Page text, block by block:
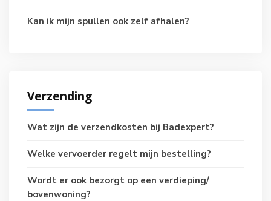
Kan ik mijn spullen ook zelf afhalen?
Verzending
Wat zijn de verzendkosten bij Badexpert?
Welke vervoerder regelt mijn bestelling?
Wordt er ook bezorgt op een verdieping/
bovenwoning?